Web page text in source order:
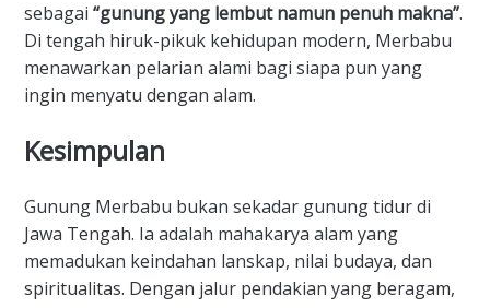
sebagai “gunung yang lembut namun penuh makna”.
Di tengah hiruk-pikuk kehidupan modern, Merbabu
menawarkan pelarian alami bagi siapa pun yang
ingin menyatu dengan alam.
​Kesimpulan
​Gunung Merbabu bukan sekadar gunung tidur di
Jawa Tengah. Ia adalah mahakarya alam yang
memadukan keindahan lanskap, nilai budaya, dan
spiritualitas. Dengan jalur pendakian yang beragam,